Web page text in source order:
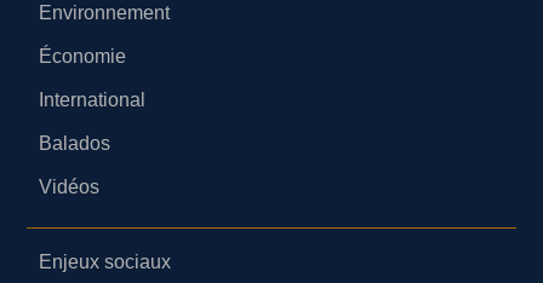
Environnement
Économie
International
Balados
Vidéos
Enjeux sociaux